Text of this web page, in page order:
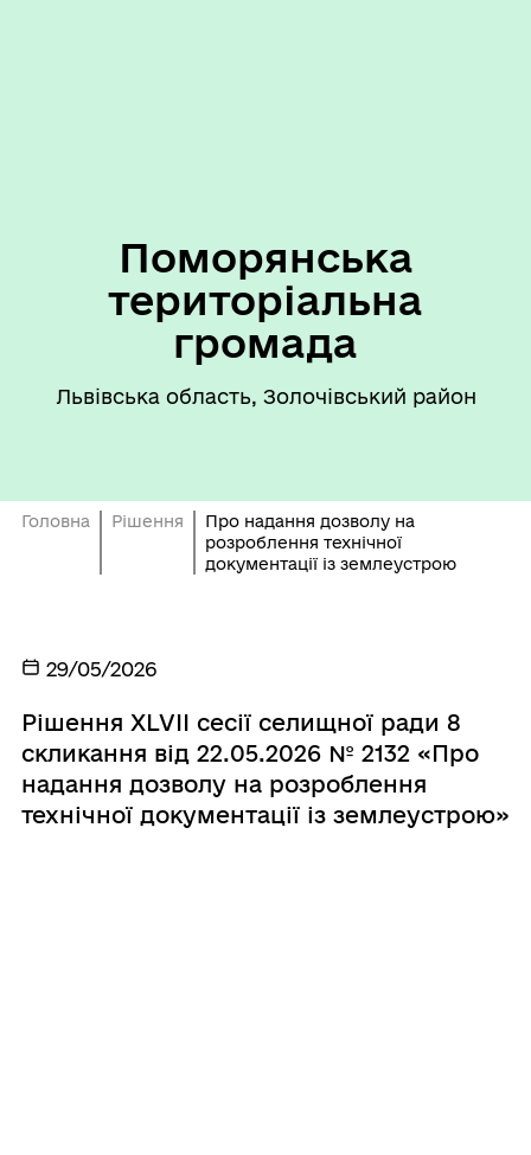
Поморянська
територіальна
громада
Львівська область, Золочівський район
Головна Рішення
Про надання дозволу на
розроблення технічної
документації із землеустрою
29/05/2026
Рішення ХLVIІ сесії селищної ради 8
скликання від 22.05.2026 № 2132 «Про
надання дозволу на розроблення
технічної документації із землеустрою»